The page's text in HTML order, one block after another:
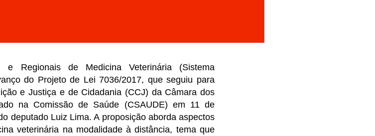
e Regionais de Medicina Veterinária (Sistema
do Projeto de Lei 7036/2017, que seguiu para
e Justiça e de Cidadania (CCJ) da Câmara dos
na Comissão de Saúde (CSAUDE) em 11 de
deputado Luiz Lima. A proposição aborda aspectos
veterinária na modalidade à distância, tema que